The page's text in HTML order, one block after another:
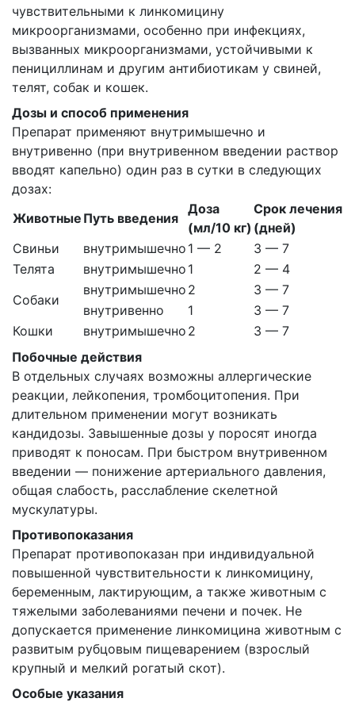
чувствительными к линкомицину
микроорганизмами, особенно при инфекциях,
вызванных микроорганизмами, устойчивыми к
пенициллинам и другим антибиотикам у свиней,
телят, собак и кошек.
Дозы и способ применения
Препарат применяют внутримышечно и
внутривенно (при внутривенном введении раствор
вводят капельно) один раз в сутки в следующих
дозах:
Животные Путь введения
Доза
(мл/10 кг)
Срок лечения
(дней)
Свиньи
внутримышечно 1 — 2
3 — 7
Телята
внутримышечно 1
2 — 4
Собаки
внутримышечно 2
3 — 7
внутривенно
1
3 — 7
Кошки
внутримышечно 2
3 — 7
Побочные действия
В отдельных случаях возможны аллергические
реакции, лейкопения, тромбоцитопения. При
длительном применении могут возникать
кандидозы. Завышенные дозы у поросят иногда
приводят к поносам. При быстром внутривенном
введении — понижение артериального давления,
общая слабость, расслабление скелетной
мускулатуры.
Противопоказания
Препарат противопоказан при индивидуальной
повышенной чувствительности к линкомицину,
беременным, лактирующим, а также животным с
тяжелыми заболеваниями печени и почек. Не
допускается применение линкомицина животным с
развитым рубцовым пищеварением (взрослый
крупный и мелкий рогатый скот).
Особые указания